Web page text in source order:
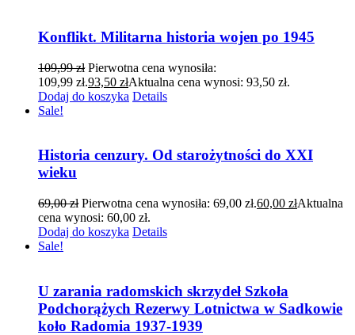
Konflikt. Militarna historia wojen po 1945
109,99zł Pierwotna cena wynosiła:
109,99 zł.93,50 złAktualna cena wynosi: 93,50 zł.
Dodaj do koszyka Details
Sale!
Historia cenzury. Od starożytności do XXI
wieku
69,00zł Pierwotna cena wynosiła: 69,00 zł.60,00 złAktualna
cena wynosi: 60,00 zł.
Dodaj do koszyka Details
Sale!
U zarania radomskich skrzydeł Szkoła
Podchorążych Rezerwy Lotnictwa w Sadkowie
koło Radomia 1937-1939